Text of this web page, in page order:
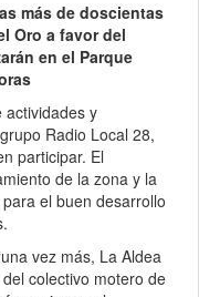
más de doscientas
Oro a favor del
en el Parque
actividades y
Radio Local 28,
participar. El
de la zona y la
el buen desarrollo
vez más, La Aldea
colectivo motero de